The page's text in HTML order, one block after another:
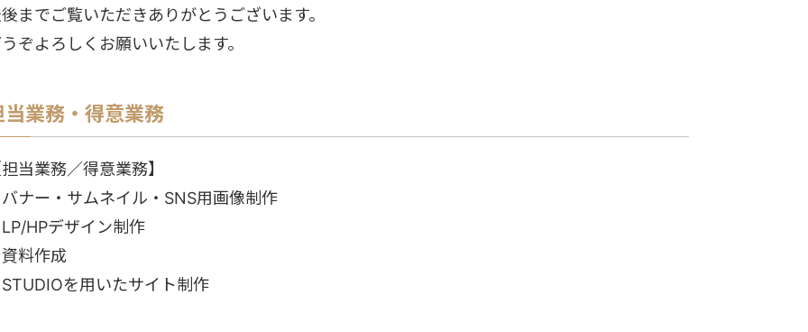
までご覧いただきありがとうございます。
ぞよろしくお願いいたします。
当業務・得意業務
当業務／得意業務】
ナー・サムネイル・SNS用画像制作
HPデザイン制作
料作成
を用いたサイト制作